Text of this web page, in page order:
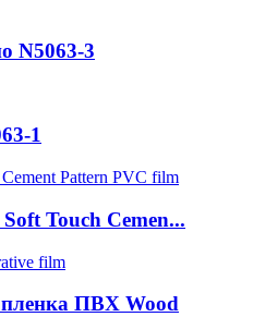
N5063-3
1
Touch Cemen...
ПВХ Wood